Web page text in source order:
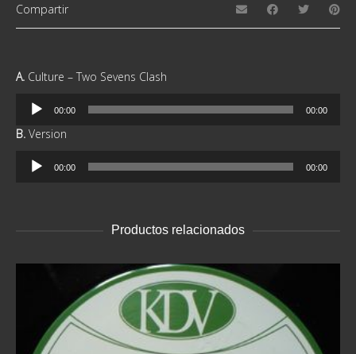
Compartir
A. Culture – Two Sevens Clash
Reproductor
audio
00:00 00:00
B. Version
Reproductor
00:00 00:00
Productos relacionados